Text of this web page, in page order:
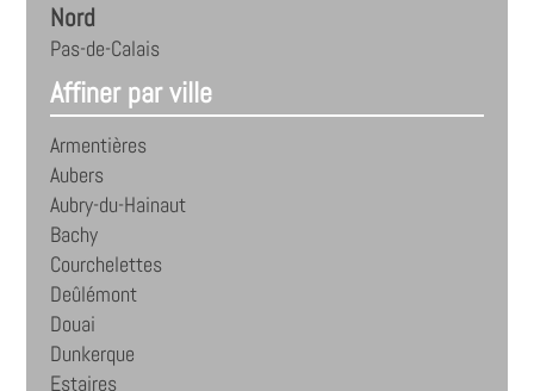
Nord
Pas-de-Calais
Affiner par ville
Armentières
Aubers
Aubry-du-Hainaut
Bachy
Courchelettes
Deûlémont
Douai
Dunkerque
Estaires